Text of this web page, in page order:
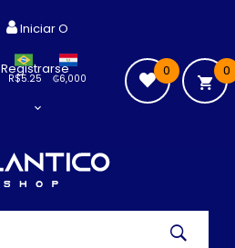
₲6,000
R$5.25
Iniciar O
Registrarse 0
0